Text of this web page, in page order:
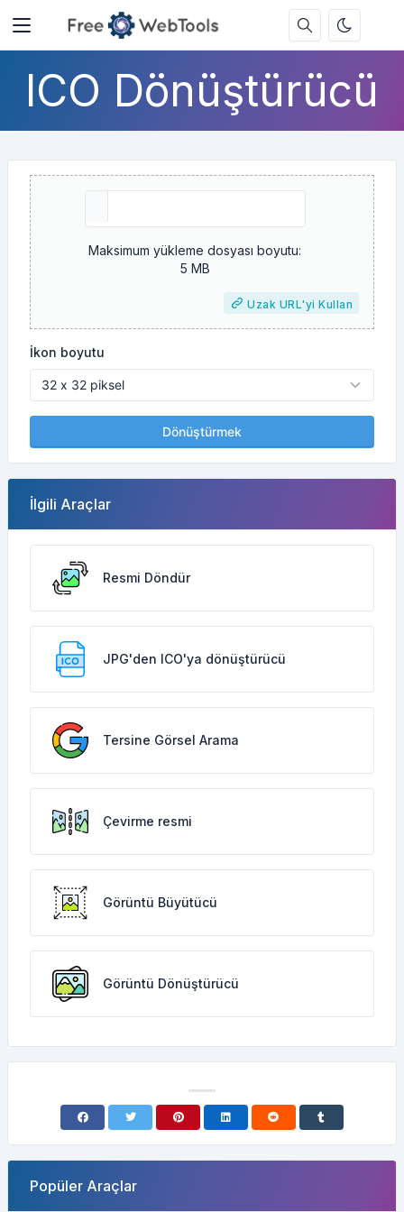
ICO Dönüştürücü
Maksimum yükleme dosyası boyutu:
5 MB
Uzak URL'yi Kullan
İkon boyutu
Dönüştürmek
İlgili Araçlar
Resmi Döndür
JPG'den ICO'ya dönüştürücü
Tersine Görsel Arama
Çevirme resmi
Görüntü Büyütücü
Görüntü Dönüştürücü
Popüler Araçlar